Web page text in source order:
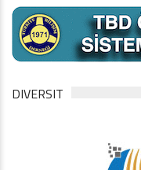
DIVERSIT